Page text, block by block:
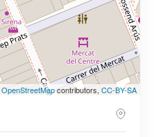
OpenStreetMapcontributors, CC-BY-SA